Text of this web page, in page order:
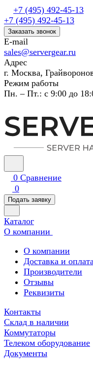
+7 (495) 492-45-13
+7 (495) 492-45-13
Заказать звонок
E-mail
sales@servergear.ru
Адрес
г. Москва,
Режим работы
Пн. – Пт.: с 9:00 до
0 Сравнение
0
Подать заявку
Каталог
О компании
О компании
Доставка и
Производители
Отзывы
Реквизиты
Контакты
Склад в наличии
Коммутаторы
Телеком оборудование
Документы